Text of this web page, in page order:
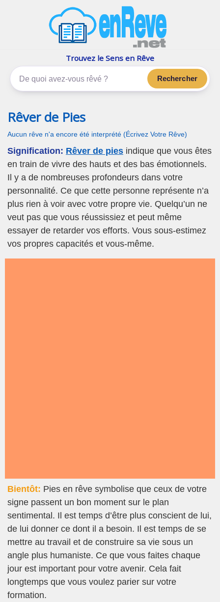
Les rêves, c'est plus que çaTrouvez le Sens en Rêve
Rechercher
Rêver de Pies
Aucun rêve n'a encore été interprété (Écrivez Votre Rêve)
Signification: Rêver de pies indique que vous êtes
en train de vivre des hauts et des bas émotionnels.
Il y a de nombreuses profondeurs dans votre
personnalité. Ce que cette personne représente n’a
plus rien à voir avec votre propre vie. Quelqu’un ne
veut pas que vous réussissiez et peut même
essayer de retarder vos efforts. Vous sous-estimez
vos propres capacités et vous-même.
Bientôt: Pies en rêve symbolise que ceux de votre
signe passent un bon moment sur le plan
sentimental. Il est temps d’être plus conscient de lui,
de lui donner ce dont il a besoin. Il est temps de se
mettre au travail et de construire sa vie sous un
angle plus humaniste. Ce que vous faites chaque
jour est important pour votre avenir. Cela fait
longtemps que vous voulez parier sur votre
formation.